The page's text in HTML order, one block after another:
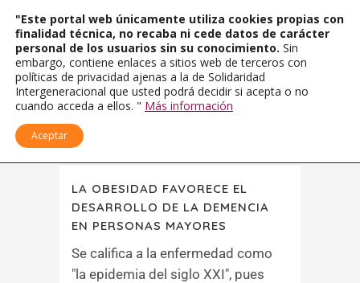
LA OBESIDAD FAVORECE EL
DESARROLLO DE LA DEMENCIA
EN PERSONAS MAYORES
Se califica a la enfermedad como
"la epidemia del siglo XXI", pues
"Este portal web únicamente utiliza cookies propias con
finalidad técnica, no recaba ni cede datos de carácter
personal de los usuarios sin su conocimiento. Sin
embargo, contiene enlaces a sitios web de terceros con
políticas de privacidad ajenas a la de Solidaridad
Intergeneracional que usted podrá decidir si acepta o no
cuando acceda a ellos. " Más información
Aceptar